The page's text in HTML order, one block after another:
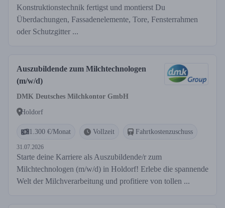
Konstruktionstechnik fertigst und montierst Du
Überdachungen, Fassadenelemente, Tore, Fensterrahmen
oder Schutzgitter ...
Auszubildende zum Milchtechnologen
(m/w/d)
DMK Deutsches Milchkontor GmbH
Holdorf
1.300 €/Monat Vollzeit Fahrtkostenzuschuss
31.07.2026
Starte deine Karriere als Auszubildende/r zum
Milchtechnologen (m/w/d) in Holdorf! Erlebe die spannende
Welt der Milchverarbeitung und profitiere von tollen ...